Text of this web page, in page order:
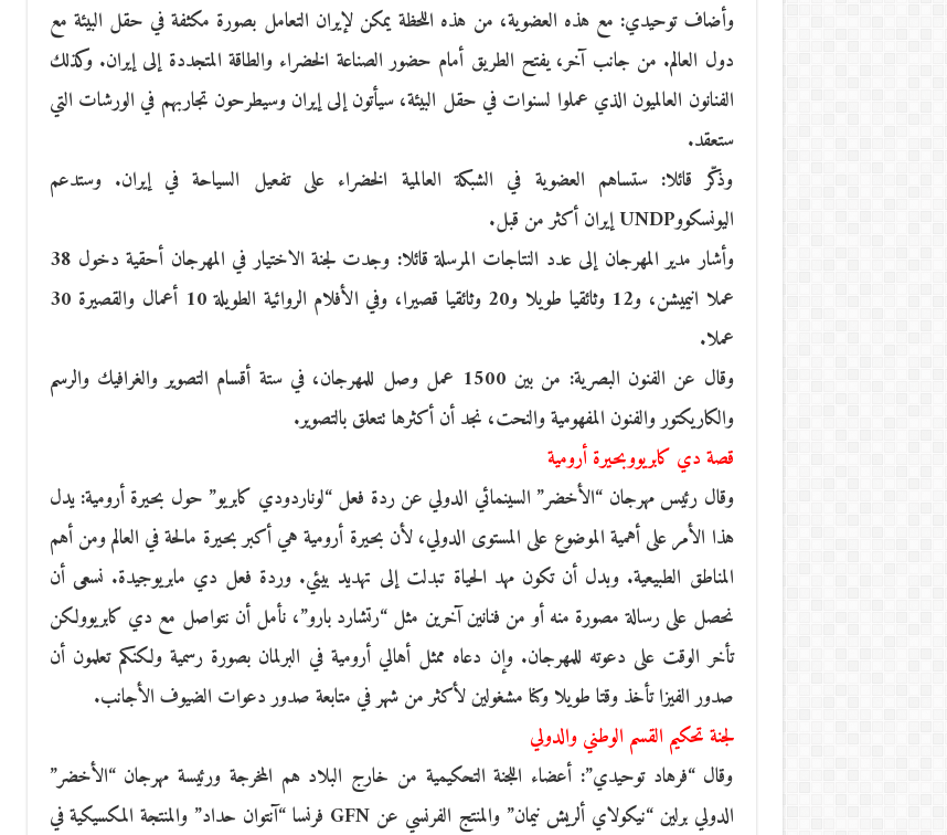
وأضاف توحيدي: مع هذه العضوية، من هذه اللحظة يمكن لإيران التعامل بصورة مكثفة في حقل البيئة مع
دول العالم. من جانب آخر، يفتح الطريق أمام حضور الصناعة الخضراء والطاقة المتجددة إلى إيران. وكذلك
الفنانون العالميون الذي عملوا لسنوات في حقل البيئة، سيأتون إلى إيران وسيطرحون تجاربهم في الورشات التي
ستعقد.
وذكّر قائلا: ستساهم العضوية في الشبكة العالمية الخضراء على تفعيل السياحة في إيران. وستدعم
اليونسكووUNDP إيران أكثر من قبل.
وأشار مدير المهرجان إلى عدد النتاجات المرسلة قائلا: وجدت لجنة الاختيار في المهرجان أحقية دخول 38
عملا انيميشن، و12 وثائقيا طويلا و20 وثائقيا قصيرا، وفي الأفلام الروائية الطويلة 10 أعمال والقصيرة 30
عملا.
وقال عن الفنون البصرية: من بين 1500 عمل وصل للمهرجان، في ستة أقسام التصوير والغرافيك والرسم
والكاريكتور والفنون المفهومية والنحت، نجد أن أكثرها تتعلق بالتصوير.
قصة دي كابريووبحيرة أرومية
وقال رئيس مهرجان “الأخضر” السينمائي الدولي عن ردة فعل “لوناردودي كابريو” حول بحيرة أرومية: يدل
هذا الأمر على أهمية الموضوع على المستوى الدولي، لأن بحيرة أرومية هي أكبر بحيرة مالحة في العالم ومن أهم
المناطق الطبيعية. وبدل أن تكون مهد الحياة تبدلت إلى تهديد بيئي. وردة فعل دي مابريوجيدة. نسعى أن
نحصل على رسالة مصورة منه أو من فنانين آخرين مثل “رتشارد بارو”، نأمل أن نتواصل مع دي كابريوولكن
تأخر الوقت على دعوته للمهرجان. وإن دعاه ممثل أهالي أرومية في البرلمان بصورة رسمية ولكنكم تعلمون أن
صدور الفيزا تأخذ وقتا طويلا وكنا مشغولين لأكثر من شهر في متابعة صدور دعوات الضيوف الأجانب.
لجنة تحكيم القسم الوطني والدولي
وقال “فرهاد توحيدي”: أعضاء اللجنة التحكيمية من خارج البلاد هم المخرجة ورئيسة مهرجان “الأخضر”
الدولي برلين “نيكولاي ألريش نيمان” والمنتج الفرنسي عن GFN فرنسا “آنتوان حداد” والمنتجة المكسيكية في